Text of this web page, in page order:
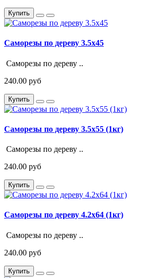
Купить
Саморезы по дереву 3.5х45
Саморезы по дереву ..
240.00 руб
Купить
Саморезы по дереву 3.5х55 (1кг)
Саморезы по дереву ..
240.00 руб
Купить
Саморезы по дереву 4.2х64 (1кг)
Саморезы по дереву ..
240.00 руб
Купить